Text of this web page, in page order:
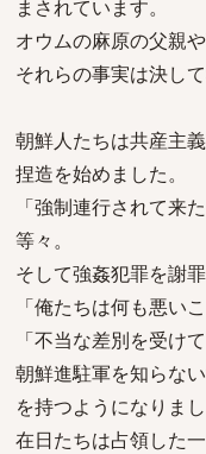
まされています。
オウムの麻原の父親
それらの事実は決し
朝鮮人たちは共産主
捏造を始めました。
「強制連行されて来
等々。
そして強姦犯罪を謝
「俺たちは何も悪い
「不当な差別を受け
朝鮮進駐軍を知らな
を持つようになりまし
在日たちは占領した